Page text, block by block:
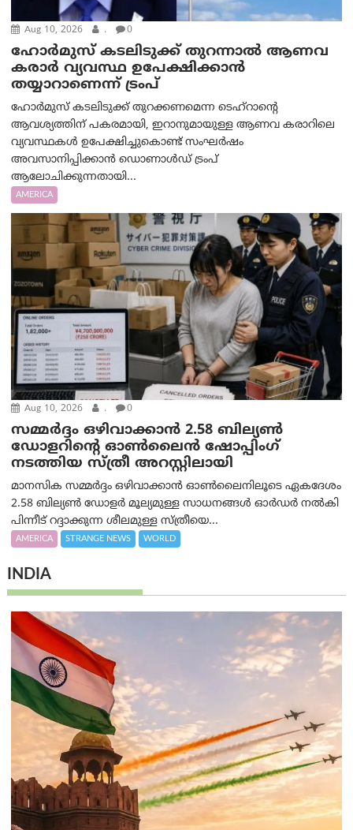
Aug 10, 2026 . 0
ഹോർമുസ് കടലിടുക്ക് തുറന്നാൽ ആണവ
കരാർ വ്യവസ്ഥ ഉപേക്ഷിക്കാൻ
തയ്യാറാണെന്ന് ട്രം‌പ്
ഹോർമുസ് കടലിടുക്ക് തുറക്കണമെന്ന ടെഹ്‌റാന്റെ
ആവശ്യത്തിന് പകരമായി, ഇറാനുമായുള്ള ആണവ കരാറിലെ
വ്യവസ്ഥകൾ ഉപേക്ഷിച്ചുകൊണ്ട് സംഘർഷം
അവസാനിപ്പിക്കാൻ ഡൊണാൾഡ് ട്രംപ്
ആലോചിക്കുന്നതായി...
AMERICA
Aug 10, 2026 . 0
സമ്മര്‍ദ്ദം ഒഴിവാക്കാന്‍ 2.58 ബില്യൺ
ഡോളറിന്റെ ഓണ്‍ലൈന്‍ ഷോപ്പിംഗ്
നടത്തിയ സ്ത്രീ അറസ്റ്റിലായി
മാനസിക സമ്മര്‍ദ്ദം ഒഴിവാക്കാന്‍ ഓണ്‍ലൈനിലൂടെ ഏകദേശം
2.58 ബില്യൺ ഡോളർ മൂല്യമുള്ള സാധനങ്ങള്‍ ഓര്‍ഡര്‍ നല്‍കി
പിന്നീട് റദ്ദാക്കുന്ന ശീലമുള്ള സ്ത്രീയെ...
AMERICA STRANGE NEWS WORLD
INDIA